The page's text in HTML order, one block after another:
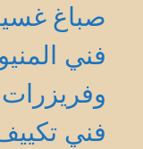
صباغ
فني
وفريزرات
فني